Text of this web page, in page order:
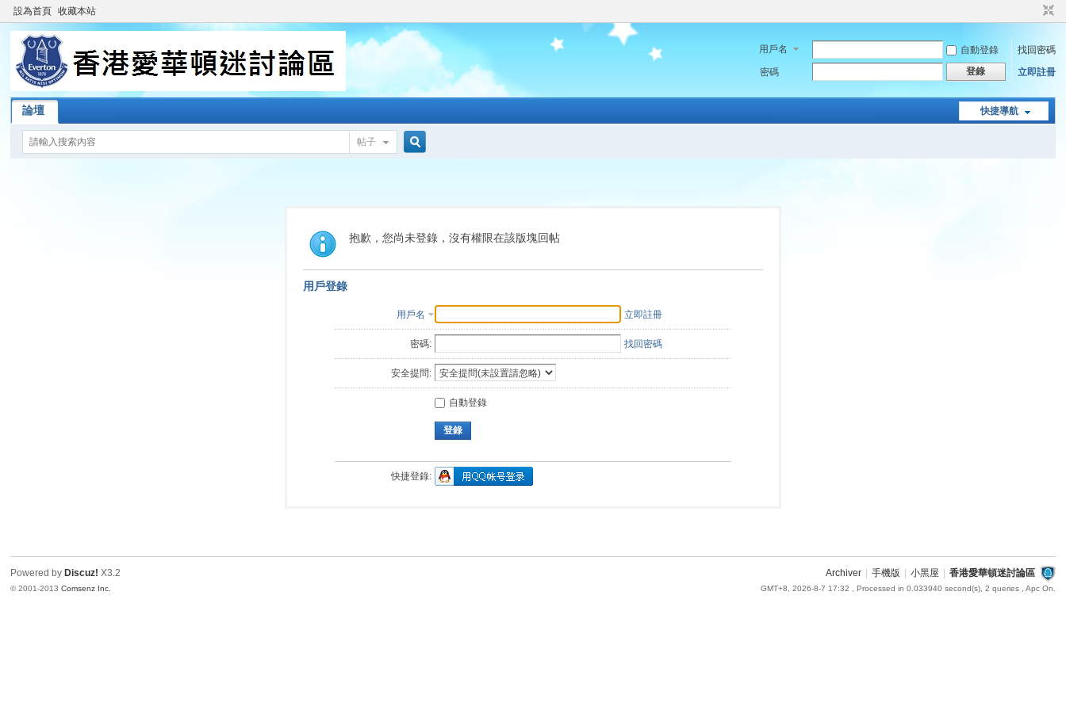
設為首頁 收藏本站
用戶名 自動登錄
找回密碼
密碼
登錄 立即註冊
快捷導航
論壇
帖子
索
抱歉，您尚未登錄，沒有權限在該版塊回帖
用戶登錄
用戶名 立即註冊
密碼: 找回密碼
安全提問:
自動登錄
登錄
快捷登錄:
Archiver 手機版 小黑屋 香港愛華頓迷討論區
GMT+8, 2026-8-7 17:32 , Processed in 0.033940 second(s), 2 queries , Apc On.
Powered by Discuz! X3.2
© 2001-2013Comsenz Inc.